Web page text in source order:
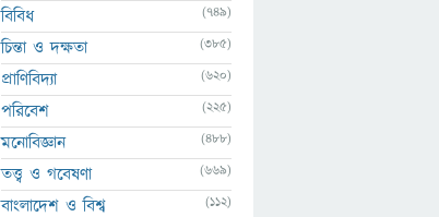
বিবিধ (749)
চিন্তা ও দক্ষতা (385)
প্রাণিবিদ্যা (620)
পরিবেশ (225)
মনোবিজ্ঞান (488)
তত্ত্ব ও গবেষণা (669)
বাংলাদেশ ও বিশ্ব (112)